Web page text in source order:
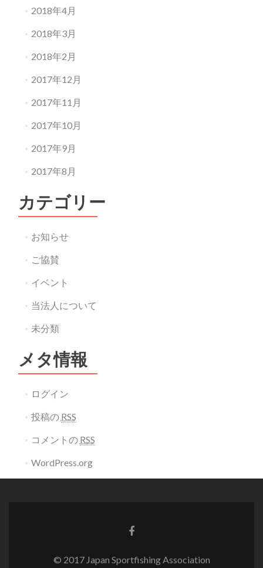
2018年4月
2018年3月
2018年2月
2017年12月
2017年11月
2017年10月
2017年9月
2017年8月
カテゴリー
お知らせ
ご協賛
イベント
当法人について
未分類
メタ情報
ログイン
投稿の RSS
コメントの RSS
WordPress.org
Go
© 2017 Japan Sportfishing Association